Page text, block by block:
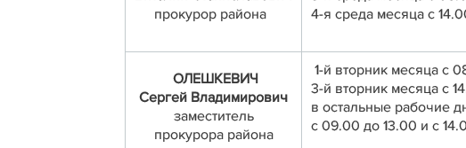
прокурор района
4-я среда месяца с
ОЛЕШКЕВИЧ
Сергей Владимирович
заместитель
прокурора района
1-й вторник месяца с
3-й вторник месяца с
в остальные рабочие
с 09.00 до 13.00 и с